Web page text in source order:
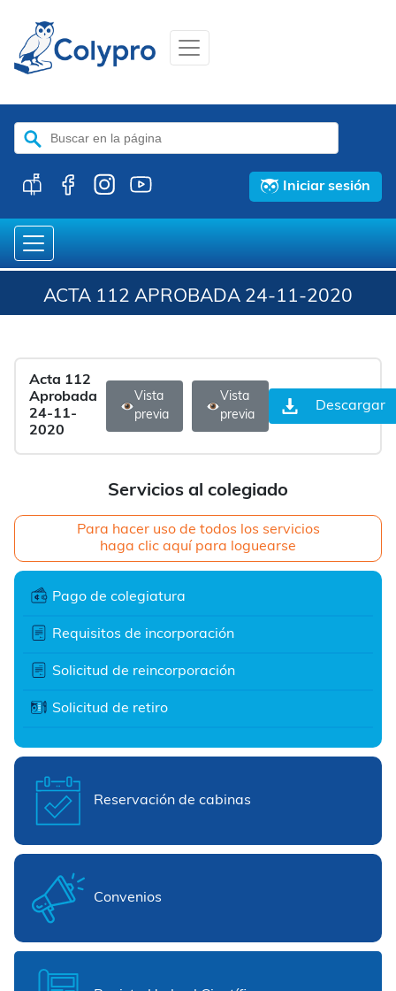
Buscar:
Iniciar sesión
ACTA 112 APROBADA 24-11-2020
Servicios al colegiado
Para hacer uso de todos los servicios
haga clic aquí para loguearse
Pago de colegiatura
Requisitos de incorporación
Solicitud de reincorporación
Solicitud de retiro
Reservación de cabinas
Convenios
Acta 112
Aprobada
24-11-
2020
Vista
previa
Vista
previa
Descargar